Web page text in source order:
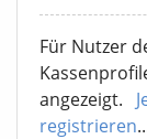
Für Nutzer
angezeigt.
registrieren